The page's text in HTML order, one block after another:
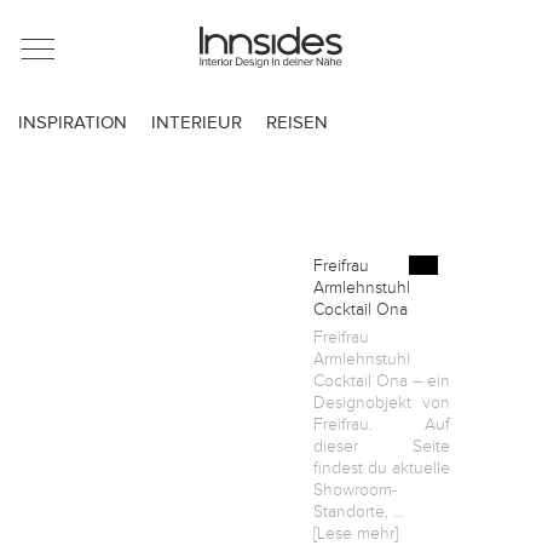
Magazin
INSPIRATION INTERIEUR REISEN
Freifrau
Armlehnstuhl
Cocktail Ona
Freifrau
Armlehnstuhl
Cocktail Ona – ein
Designobjekt von
Freifrau. Auf
dieser Seite
findest du aktuelle
Showroom-
Standorte, ...
[Lese mehr]